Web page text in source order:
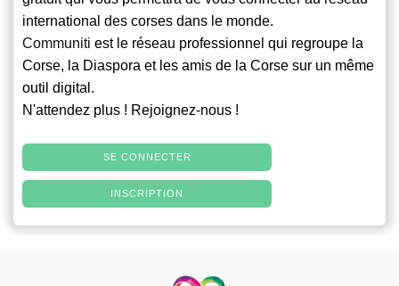
international des corses dans le monde.
Communiti est le réseau professionnel qui regroupe la
Corse, la Diaspora et les amis de la Corse sur un même
outil digital.
N'attendez plus ! Rejoignez-nous !
SE CONNECTER
INSCRIPTION